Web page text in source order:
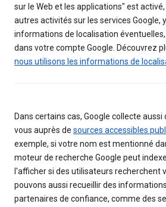
sur le Web et les applications" est
autres activités sur les services Google,
informations de localisation
dans votre compte Google. Découvrez
nous utilisons les informations de
Dans certains cas, Google collecte
vous auprès de sources accessibles
exemple, si votre nom est mentionné
moteur de recherche Google peut
l'afficher si des utilisateurs recherchent
pouvons aussi recueillir des
partenaires de confiance, comme des